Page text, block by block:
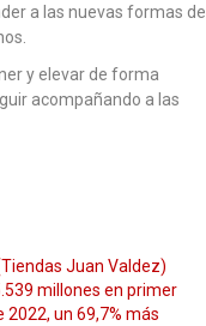
a las nuevas formas de
y elevar de forma
acompañando a las
Juan Valdez)
millones en primer
2022, un 69,7% más